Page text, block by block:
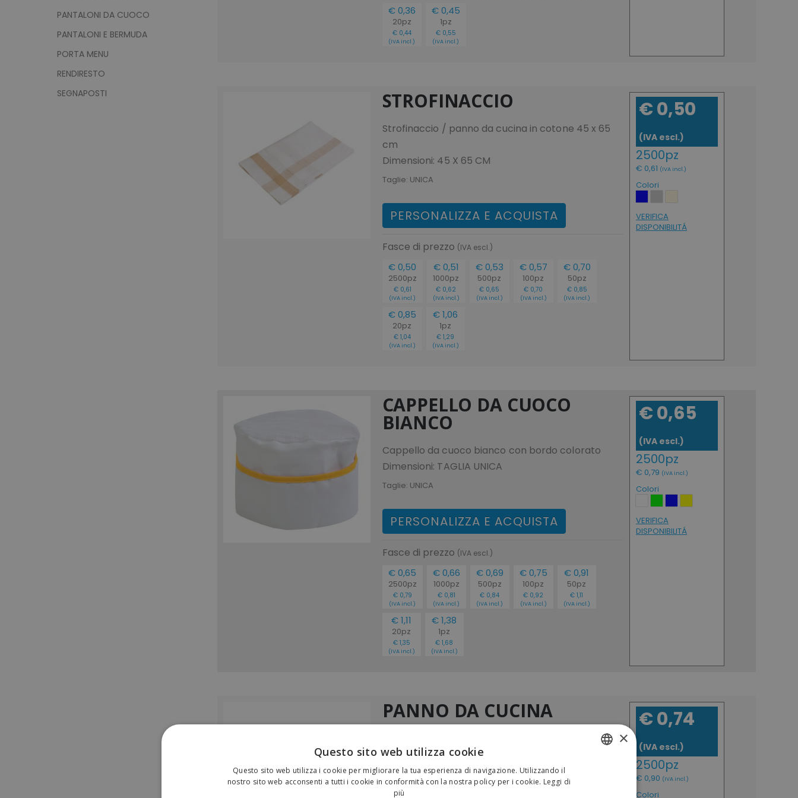
€ 0,36
20pz
€ 0,44
(IVA incl.)
€ 0,45
1pz
€ 0,55
(IVA incl.)
STROFINACCIO
Strofinaccio / panno da cucina in cotone 45 x 65
cm
Dimensioni: 45 X 65 CM
Taglie: UNICA
PERSONALIZZA E ACQUISTA
Fasce di prezzo (IVA escl.)
€ 0,50
2500pz
€ 0,61
(IVA incl.)
€ 0,51
1000pz
€ 0,62
(IVA incl.)
€ 0,53
500pz
€ 0,65
(IVA incl.)
€ 0,57
100pz
€ 0,70
(IVA incl.)
€ 0,70
50pz
€ 0,85
(IVA incl.)
€ 0,85
20pz
€ 1,04
(IVA incl.)
€ 1,06
1pz
€ 1,29
(IVA incl.)
€ 0,50
(IVA escl.)
2500pz
€ 0,61 (IVA incl.)
Colori
VERIFICA
DISPONIBILITÁ
CAPPELLO DA CUOCO
BIANCO
Cappello da cuoco bianco con bordo colorato
Dimensioni: TAGLIA UNICA
Taglie: UNICA
PERSONALIZZA E ACQUISTA
Fasce di prezzo (IVA escl.)
€ 0,65
2500pz
€ 0,79
(IVA incl.)
€ 0,66
1000pz
€ 0,81
(IVA incl.)
€ 0,69
500pz
€ 0,84
(IVA incl.)
€ 0,75
100pz
€ 0,92
(IVA incl.)
€ 0,91
50pz
€ 1,11
(IVA incl.)
€ 1,11
20pz
€ 1,35
(IVA incl.)
€ 1,38
1pz
€ 1,68
(IVA incl.)
€ 0,65
(IVA escl.)
2500pz
€ 0,79 (IVA incl.)
Colori
VERIFICA
DISPONIBILITÁ
PANNO DA CUCINA
Panno da cucina in cotone riciclato 150 g/m2, con
fettuccia interna.
Dimensioni: 50 X 70 CM
Taglie:
€ 0,74
(IVA escl.)
2500pz
€ 0,90 (IVA incl.)
Colori
PANTALONI DA CUOCO
PANTALONI E BERMUDA
PORTA MENU
RENDIRESTO
SEGNAPOSTI
×
Questo sito web utilizza cookie
Questo sito web utilizza i cookie per migliorare la tua esperienza di navigazione. Utilizzando il
nostro sito web acconsenti a tutti i cookie in conformità con la nostra policy per i cookie. Leggi di
più